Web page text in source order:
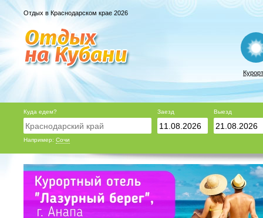
Отдых в Краснодарском крае 2026
Куда едем?
Например: Сочи
Заезд Выезд